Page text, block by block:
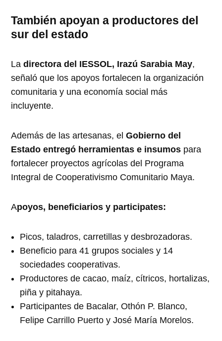
También apoyan a productores del
sur del estado
Ladirectora del IESSOL, Irazú Sarabia May,
señaló que los apoyos fortalecen la organización
comunitaria y una economía social más
incluyente.
Además de las artesanas, elGobierno del
Estado entregó herramientas e insumos para
fortalecer proyectos agrícolas del Programa
Integral de Cooperativismo Comunitario Maya.
Apoyos, beneficiarios y participates:
Picos, taladros, carretillas y desbrozadoras.
Beneficio para 41 grupos sociales y 14
sociedades cooperativas.
Productores de cacao, maíz, cítricos, hortalizas,
piña y pitahaya.
Participantes de Bacalar, Othón P. Blanco,
Felipe Carrillo Puerto y José María Morelos.